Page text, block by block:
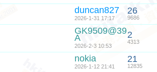
duncan827
2026-1-31 17:17
26
9686
GK9509@39
A
2026-2-3 10:53
2
4313
nokia
2026-1-12 21:41
21
12835